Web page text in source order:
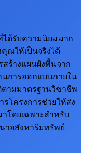
ได้รับความนิยมมาก
ณให้เป็นจริงได้
ร้างแผนผังพื้นจาก
การออกแบบภายใน
ามมาตรฐานวิชาชีพ
โครงการช่วยให้ส่ง
โดยเฉพาะสำหรับ
าอสังหาริมทรัพย์